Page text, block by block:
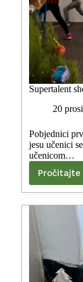
Supertalent
20
Pobjednici
jesu učenici
učenicom…
Pročitajte